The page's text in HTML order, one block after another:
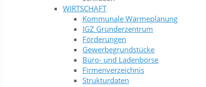
WIRTSCHAFT
Kommunale Wärmeplanung
IGZ Gründerzentrum
Förderungen
Gewerbegrundstücke
Büro- und Ladenbörse
Firmenverzeichnis
Strukturdaten